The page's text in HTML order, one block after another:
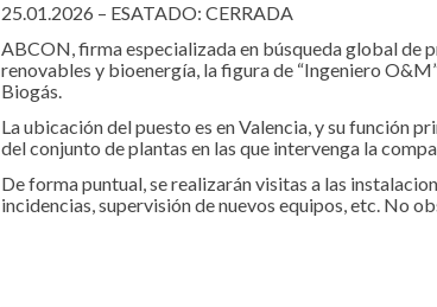
25.01.2026 – ESATADO: CERRADA
ABCON, firma especializada en búsqueda global de
renovables y bioenergía, la figura de “Ingeniero
Biogás.
La ubicación del puesto es en Valencia, y su función
del conjunto de plantas en las que intervenga la
De forma puntual, se realizarán visitas a las
incidencias, supervisión de nuevos equipos, etc. No